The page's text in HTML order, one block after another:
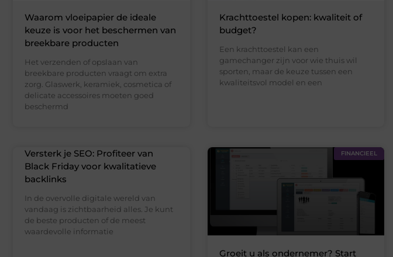
Waarom vloeipapier de ideale
keuze is voor het beschermen van
breekbare producten
Het verzenden of opslaan van
breekbare producten vraagt om extra
zorg. Glaswerk, keramiek, cosmetica of
delicate accessoires moeten goed
beschermd
Krachttoestel kopen: kwaliteit of
budget?
Een krachttoestel kan een
gamechanger zijn voor wie thuis wil
sporten, maar de keuze tussen een
kwaliteitsvol model en een
Versterk je SEO: Profiteer van
Black Friday voor kwalitatieve
backlinks
In de overvolle digitale wereld van
vandaag is zichtbaarheid alles. Je kunt
de beste producten of de meest
waardevolle informatie
FINANCIEEL
Groeit u als ondernemer? Start